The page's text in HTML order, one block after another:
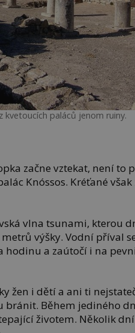
kvetoucích paláců jenom ruiny.
začne vztekat, není to
Knóssos. Kréťané však
vlna tsunami, kterou
výšky. Vodní příval
a zaútočí i na
žen i dětí a ani ti
bránit. Během jediného
životem. Několik